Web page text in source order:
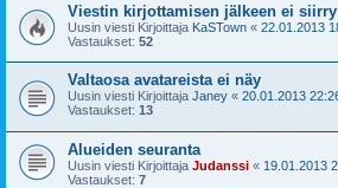
Viestin kirjottamisen jälkeen ei
Uusin viesti Kirjoittaja KaSTown « 22.01.2013
Vastaukset: 52
Valtaosa avatareista ei näy
Uusin viesti Kirjoittaja Janey « 20.01.2013
Vastaukset: 13
Alueiden seuranta
Uusin viesti Kirjoittaja Judanssi « 19.01.2013
Vastaukset: 7